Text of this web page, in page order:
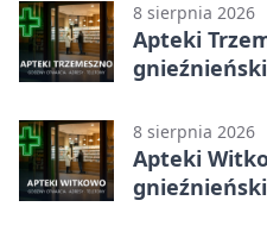
8 sierpnia 2026
Apteki
8 sierpnia 2026
Apteki